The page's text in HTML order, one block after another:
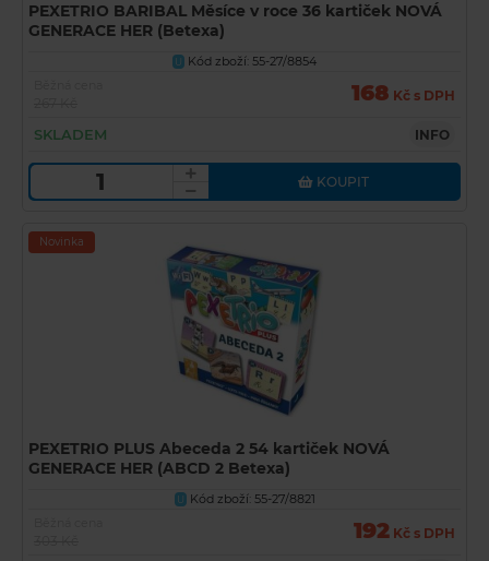
PEXETRIO BARIBAL Měsíce v roce 36 kartiček NOVÁ
GENERACE HER (Betexa)
U
Kód zboží: 55-27/8854
168 Kč s DPH
SKLADEM INFO
KOUPIT
Novinka
PEXETRIO PLUS Abeceda 2 54 kartiček NOVÁ
GENERACE HER (ABCD 2 Betexa)
U Kód zboží: 55-27/8821
192 Kč s DPH